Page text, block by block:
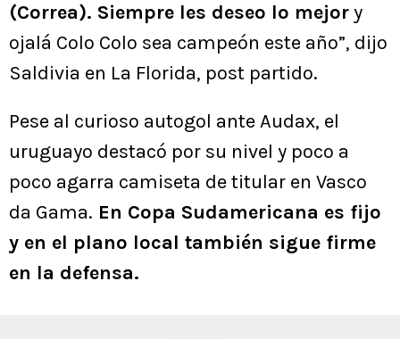
(Correa). Siempre les deseo lo mejory
ojalá Colo Colo sea campeón este año”, dijo
Saldivia en La Florida, post partido.
Pese al curioso autogol ante Audax, el
uruguayo destacó por su nivel y poco a
poco agarra camiseta de titular en Vasco
da Gama. En Copa Sudamericana es fijo
y en el plano local también sigue firme
en la defensa.